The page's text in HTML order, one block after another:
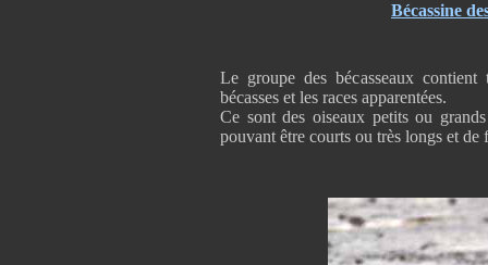
Bécassine
Le groupe des bécasseaux contient
bécasses et les races apparentées.
Ce sont des oiseaux petits ou
pouvant être courts ou très longs et de